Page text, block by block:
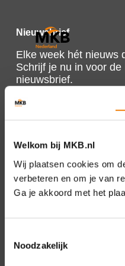
Welkom bij MKB.nl
Wij plaatsen cookies om
verbeteren en om je van
Ga je akkoord met het
Noodzakelijk
Nieuwsbrief
Elke week hét nieuws
Schrijf je nu in voor de
nieuwsbrief.
Direct naar
Over ons
Bezuidenhoutseweg 12